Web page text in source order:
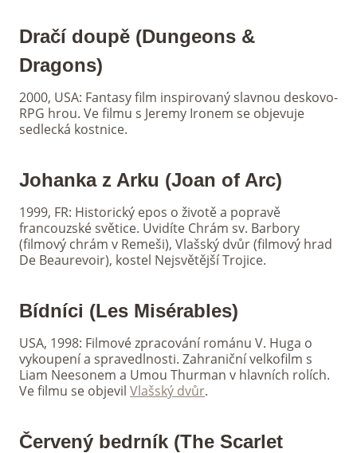
Dračí doupě (Dungeons &
Dragons)
2000, USA: Fantasy film inspirovaný slavnou deskovo-
RPG hrou. Ve filmu s Jeremy Ironem se objevuje
sedlecká kostnice.
Johanka z Arku (Joan of Arc)
1999, FR: Historický epos o životě a popravě
francouzské světice. Uvidíte Chrám sv. Barbory
(filmový chrám v Remeši), Vlašský dvůr (filmový hrad
De Beaurevoir), kostel Nejsvětější Trojice.
Bídníci (Les Misérables)
USA, 1998: Filmové zpracování románu V. Huga o
vykoupení a spravedlnosti. Zahraniční velkofilm s
Liam Neesonem a Umou Thurman v hlavních rolích.
Ve filmu se objevil Vlašský dvůr.
Červený bedrník (The Scarlet